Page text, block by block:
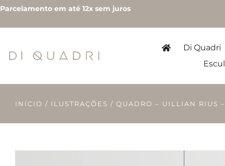
Parcelamento em até 12x sem juros
Di Quadri
INÍCIO / ILUSTRAÇÕES / QUADRO – UILLIAN RIUS –